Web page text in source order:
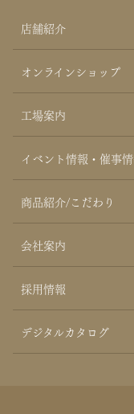
店舗紹介
オンラインショップ
工場案内
イベント情報・催事
商品紹介/こだわり
会社案内
採用情報
デジタルカタログ